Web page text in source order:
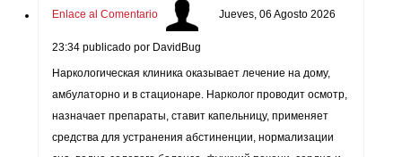
Enlace al Comentario Jueves, 06 Agosto 2026
23:34 publicado por DavidBug
Наркологическая клиника оказывает лечение на дому,
амбулаторно и в стационаре. Нарколог проводит осмотр,
назначает препараты, ставит капельницу, применяет
средства для устранения абстиненции, нормализации